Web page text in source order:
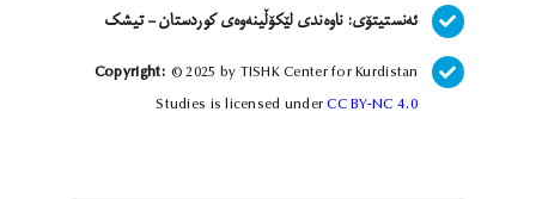
ئەنستیتۆی:ناوەندی لێکۆڵینەوەی کوردستان – تیشک
Copyright: © 2025 by TISHK Center for Kurdistan
Studies is licensed underCC BY-NC 4.0